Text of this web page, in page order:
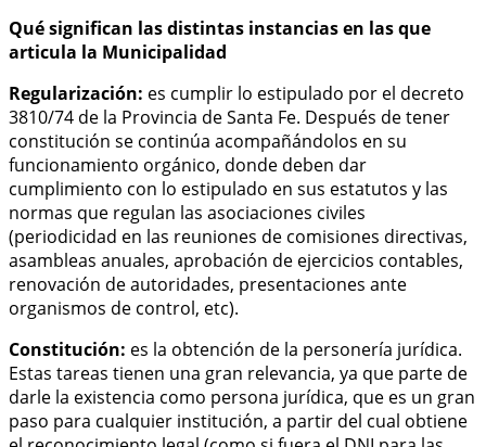
Qué significan las distintas instancias en las que
articula la Municipalidad
Regularización: es cumplir lo estipulado por el decreto
3810/74 de la Provincia de Santa Fe. Después de tener
constitución se continúa acompañándolos en su
funcionamiento orgánico, donde deben dar
cumplimiento con lo estipulado en sus estatutos y las
normas que regulan las asociaciones civiles
(periodicidad en las reuniones de comisiones directivas,
asambleas anuales, aprobación de ejercicios contables,
renovación de autoridades, presentaciones ante
organismos de control, etc).
Constitución: es la obtención de la personería jurídica.
Estas tareas tienen una gran relevancia, ya que parte de
darle la existencia como persona jurídica, que es un gran
paso para cualquier institución, a partir del cual obtiene